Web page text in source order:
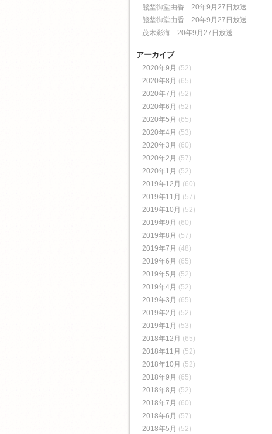
熊埜御堂由香 20年9月27日放送
熊埜御堂由香 20年9月27日放送
茂木彩海 20年9月27日放送
アーカイブ
2020年9月 (52)
2020年8月 (65)
2020年7月 (52)
2020年6月 (52)
2020年5月 (65)
2020年4月 (53)
2020年3月 (60)
2020年2月 (57)
2020年1月 (52)
2019年12月 (60)
2019年11月 (57)
2019年10月 (52)
2019年9月 (60)
2019年8月 (57)
2019年7月 (48)
2019年6月 (65)
2019年5月 (52)
2019年4月 (52)
2019年3月 (65)
2019年2月 (52)
2019年1月 (53)
2018年12月 (65)
2018年11月 (52)
2018年10月 (52)
2018年9月 (65)
2018年8月 (52)
2018年7月 (60)
2018年6月 (57)
2018年5月 (52)